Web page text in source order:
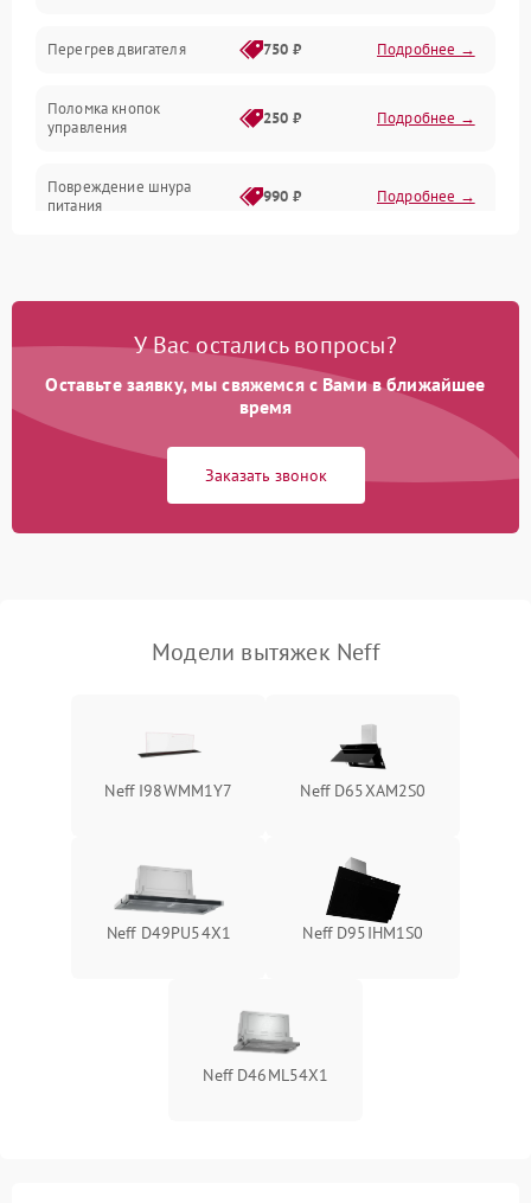
Перегрев двигателя 750 ₽ Подробнее →
Поломка кнопок
управления
250 ₽ Подробнее →
Повреждение шнура
питания
990 ₽ Подробнее →
Не ключается вытяжка 550 ₽ Подробнее →
конденсатора
1000 ₽ Подробнее →
1000 ₽ Подробнее →
У Вас остались вопросы?
Оставьте заявку, мы свяжемся с Вами в ближайшее
время
Заказать звонок
Модели вытяжек Neff
Neff I98WMM1Y7 Neff D65XAM2S0
Neff D49PU54X1 Neff D95IHM1S0
Neff D46ML54X1